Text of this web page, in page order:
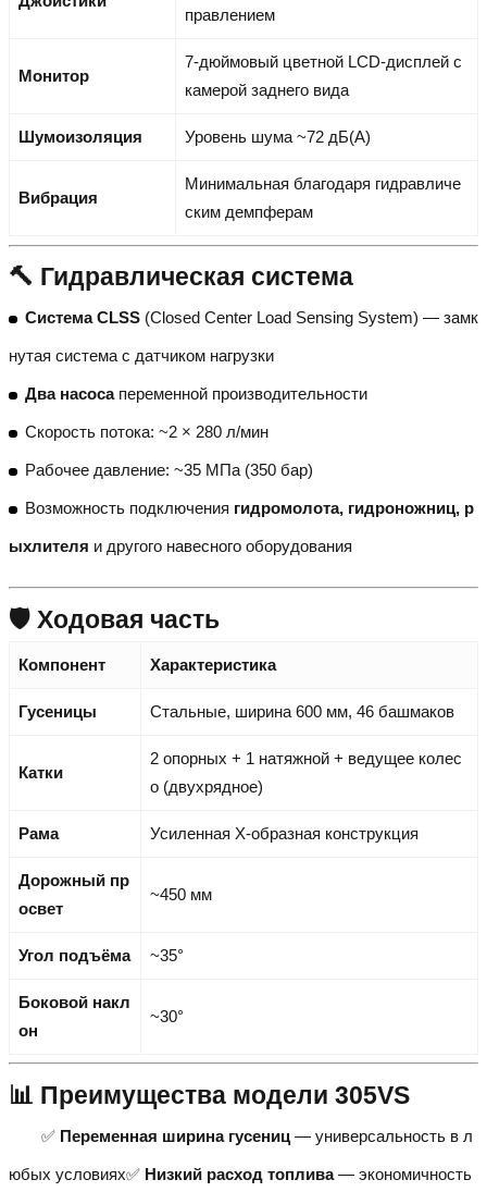
правлением
Монитор
7-дюймовый цветной LCD-дисплей с
камерой заднего вида
Шумоизоляция Уровень шума ~72 дБ(А)
Вибрация
Минимальная благодаря гидравличе
ским демпферам
🔨 Гидравлическая система
Система CLSS (Closed Center Load Sensing System) — замк
нутая система с датчиком нагрузки
Два насосапеременной производительности
Скорость потока: ~2 × 280 л/мин
Рабочее давление: ~35 МПа (350 бар)
Возможность подключения гидромолота, гидроножниц, р
ыхлителя и другого навесного оборудования
🛡️ Ходовая часть
Компонент Характеристика
Гусеницы Стальные, ширина 600 мм, 46 башмаков
Катки
2 опорных + 1 натяжной + ведущее колес
о (двухрядное)
Рама Усиленная X-образная конструкция
Дорожный пр
освет
~450 мм
Угол подъёма ~35°
Боковой накл
он
~30°
📊 Преимущества модели 305VS
✅ Переменная ширина гусениц — универсальность в л
юбых условиях✅ Низкий расход топлива— экономичность